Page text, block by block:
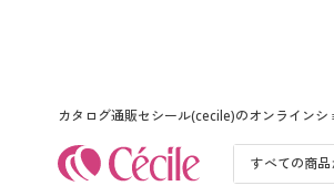
カタログ通販セシール(cecile)のオンラインシ